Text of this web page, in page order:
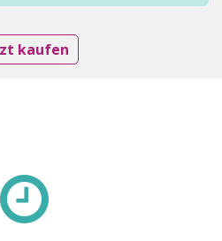
kaufen